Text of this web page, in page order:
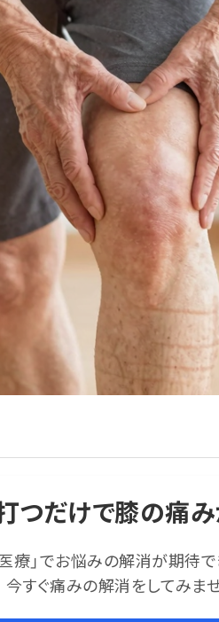
つだけで膝の痛み
療」でお悩みの解消が期待
今すぐ痛みの解消をしてみま